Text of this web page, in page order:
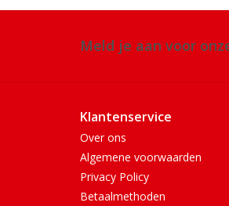
Meld je aan voor
Klantenservice
Over ons
Algemene voorwaarden
Privacy Policy
Betaalmethoden